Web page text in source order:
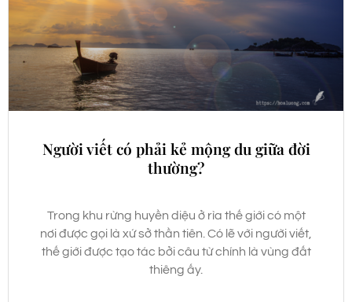
Người viết có phải kẻ mộng du giữa đời
thường?
Trong khu rừng huyền diệu ở rìa thế giới có một
nơi được gọi là xứ sở thần tiên. Có lẽ với người viết,
thế giới được tạo tác bởi câu từ chính là vùng đất
thiêng ấy.